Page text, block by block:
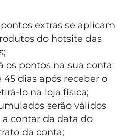
extras se aplicam
do hotsite das
os pontos na sua conta
45 dias após receber o
lo na loja física;
serão válidos
a contar da data do
da conta;